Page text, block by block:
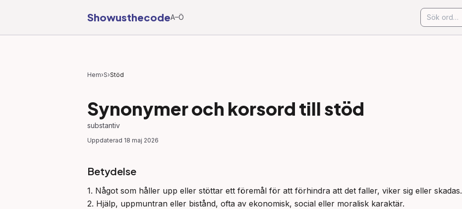
ShowusthecodeA–Ö
Hem›S›Stöd
Synonymer och korsord till stöd
substantiv
Uppdaterad 18 maj 2026
Betydelse
1. Något som håller upp eller stöttar ett föremål för att förhindra att det faller, viker sig eller skadas.
2. Hjälp, uppmuntran eller bistånd, ofta av ekonomisk, social eller moralisk karaktär.